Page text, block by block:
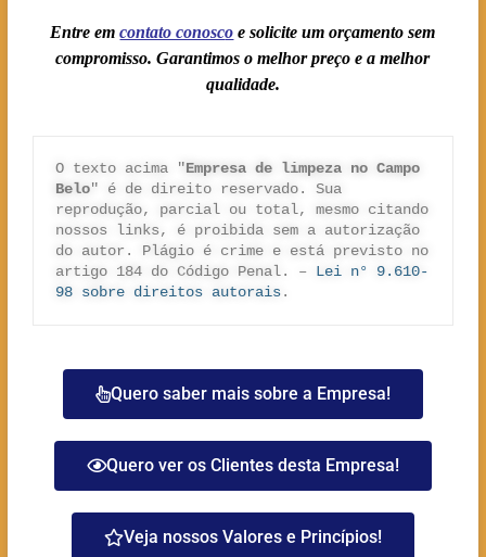
Entre emcontato conosco e solicite um orçamento sem
compromisso. Garantimos o melhor preço e a melhor
qualidade.
O texto acima "Empresa de limpeza no Campo
Belo" é de direito reservado. Sua
reprodução, parcial ou total, mesmo citando
nossos links, é proibida sem a autorização
do autor. Plágio é crime e está previsto no
artigo 184 do Código Penal. – Lei n° 9.610-
98 sobre direitos autorais.
Quero saber mais sobre a Empresa!
Quero ver os Clientes desta Empresa!
Veja nossos Valores e Princípios!